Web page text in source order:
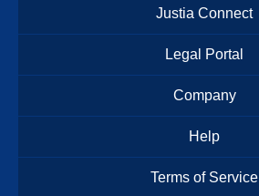
Justia Connect
Legal Portal
Company
Help
Terms of Service